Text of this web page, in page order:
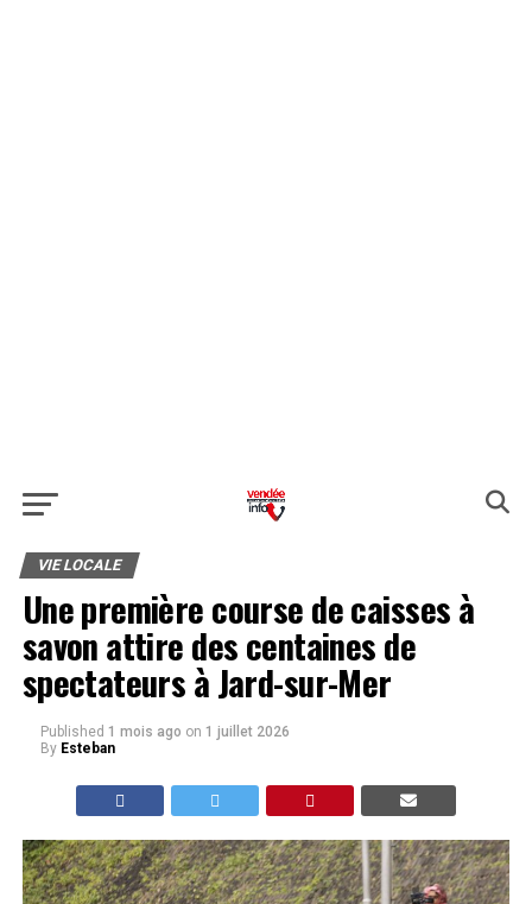
VIE LOCALE
Une première course de caisses à
savon attire des centaines de
spectateurs à Jard-sur-Mer
Published 1 mois ago on 1 juillet 2026
By Esteban